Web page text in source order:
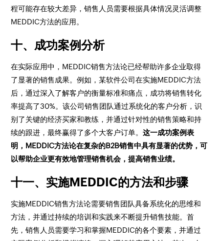
程可能存在较大差异，销售人员需要根据具体情况灵活调整
MEDDIC方法的应用。
十、成功案例分析
在实际应用中，MEDDIC销售方法论已经帮助许多企业取得
了显著的销售成果。例如，某软件公司在实施MEDDIC方法
后，通过深入了解客户的衡量标准和痛点，成功将销售转化
率提高了30%。该公司销售团队通过系统化的客户分析，识
别了关键的经济买家和教练，并通过针对性的销售策略和持
续的跟进，最终赢得了多个大客户订单。这一成功案例表
明，MEDDIC方法论在复杂的B2B销售中具有显著的优势，可
以帮助企业更有效地管理销售机会，提高销售业绩。
十一、实施MEDDIC的方法和步骤
实施MEDDIC销售方法论需要销售团队具备系统化的思维和
方法，并通过持续的培训和实践来不断提升销售技能。首
先，销售人员需要学习和掌握MEDDIC的各个要素，并通过